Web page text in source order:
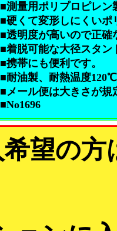
■測量用ポリプロピレン
■硬くて変形しにくいポ
■透明度が高いので正確
■着脱可能な大径スタン
■携帯にも便利です。
■耐油製、耐熱温度
■メール便は大きさが規
■No1696